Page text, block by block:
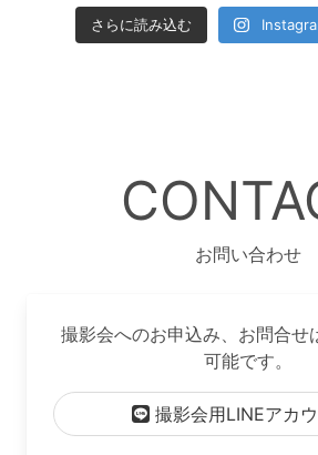
さらに読み込む
お問い合わせ
撮影会へのお申込み、お問合せ
可能です。
撮影会用LINEアカ